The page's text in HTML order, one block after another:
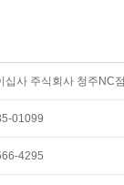
사
향을 꼼꼼히 분
전략
십사 주식회사 청주NC
01099
4295